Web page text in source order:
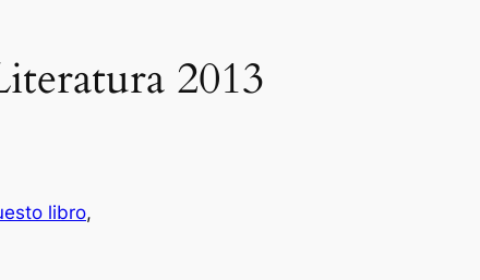
2013
libro